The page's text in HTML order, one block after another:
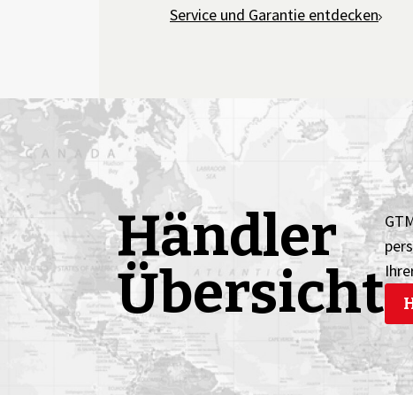
Service und Garantie entdecken
Händler
Übersicht